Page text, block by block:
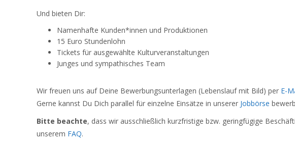
Und bieten Dir:
Namenhafte Kunden*innen und Produktionen
15 Euro Stundenlohn
Tickets für ausgewählte Kulturveranstaltungen
Junges und sympathisches Team
Wir freuen uns auf Deine Bewerbungsunterlagen (Lebenslauf mit Bild) per E-
Gerne kannst Du Dich parallel für einzelne Einsätze in unserer Jobbörse
Bitte beachte, dass wir ausschließlich kurzfristige bzw. geringfügige
unserem FAQ.